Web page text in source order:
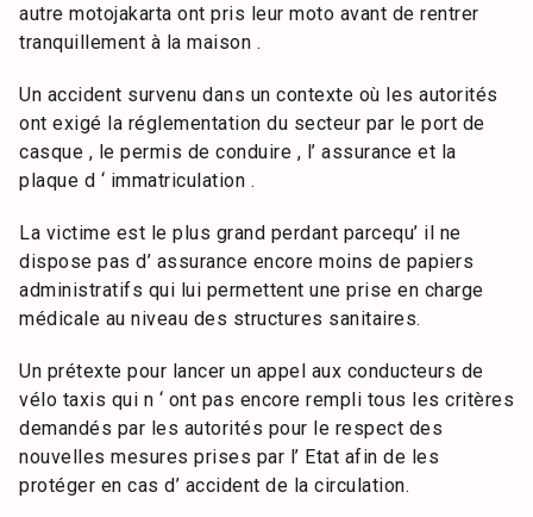
autre motojakarta ont pris leur moto avant de rentrer
tranquillement à la maison .
Un accident survenu dans un contexte où les autorités
ont exigé la réglementation du secteur par le port de
casque , le permis de conduire , l’ assurance et la
plaque d ‘ immatriculation .
La victime est le plus grand perdant parcequ’ il ne
dispose pas d’ assurance encore moins de papiers
administratifs qui lui permettent une prise en charge
médicale au niveau des structures sanitaires.
Un prétexte pour lancer un appel aux conducteurs de
vélo taxis qui n ‘ ont pas encore rempli tous les critères
demandés par les autorités pour le respect des
nouvelles mesures prises par l’ Etat afin de les
protéger en cas d’ accident de la circulation.